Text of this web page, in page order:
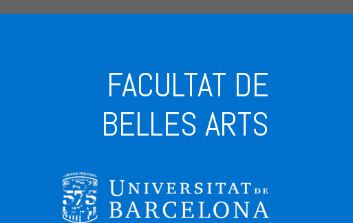
FACULTAT DE
BELLES ARTS